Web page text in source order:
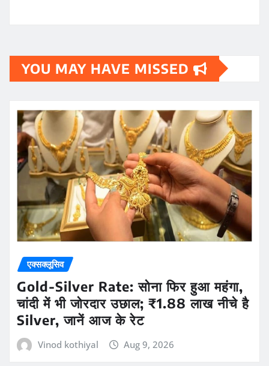
YOU MAY HAVE MISSED
एक्सक्लूसिव
Gold-Silver Rate: सोना फिर हुआ महंगा,
चांदी में भी जोरदार उछाल; ₹1.88 लाख नीचे है
Silver, जानें आज के रेट
Vinod kothiyal Aug 9, 2026